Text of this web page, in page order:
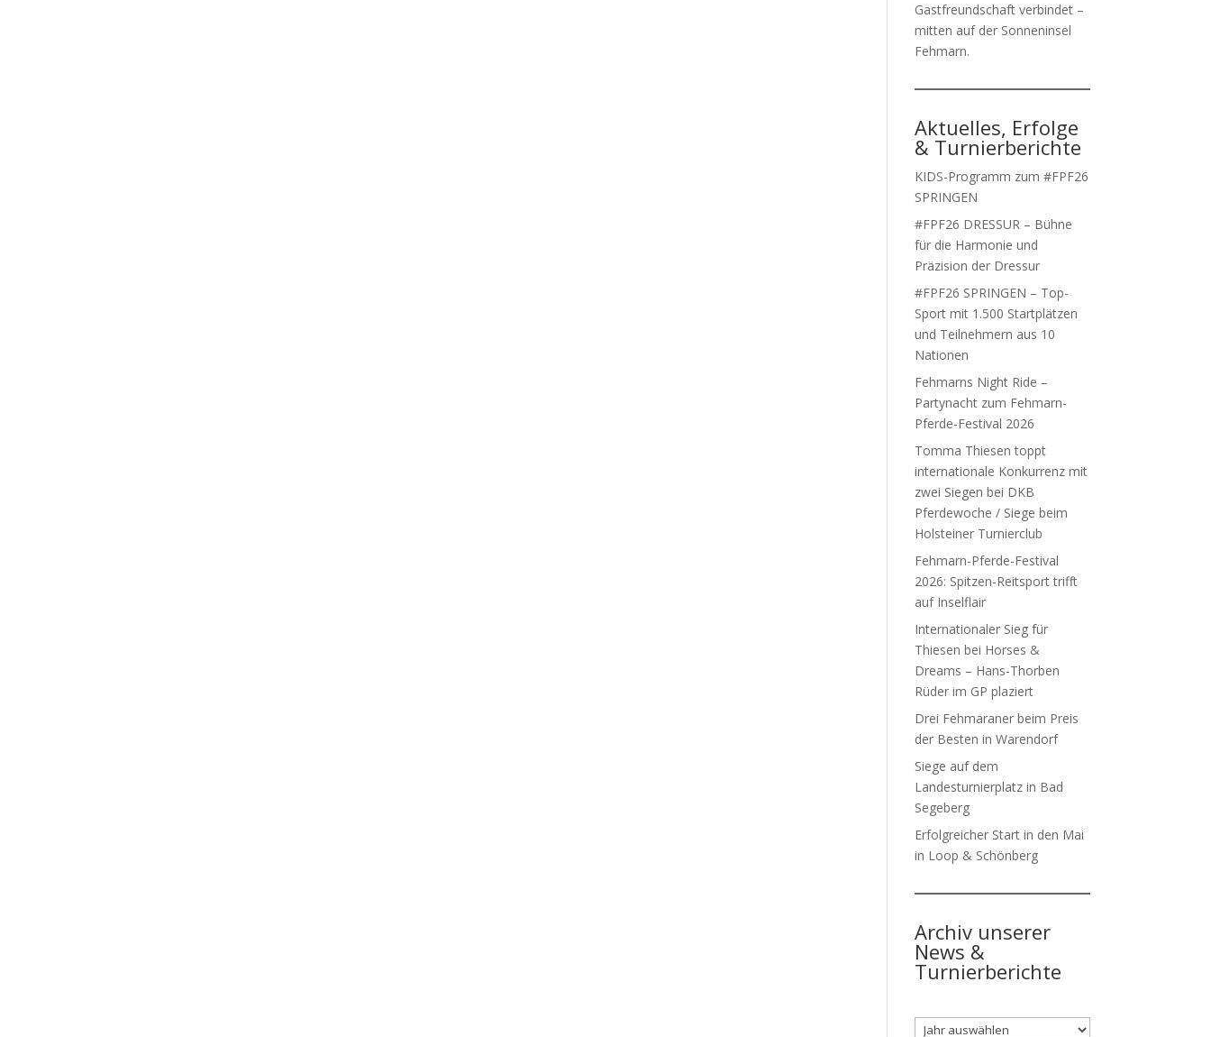
Gastfreundschaft verbindet –
mitten auf der Sonneninsel
Fehmarn.
Aktuelles, Erfolge
& Turnierberichte
KIDS-Programm zum #FPF26
SPRINGEN
#FPF26 DRESSUR – Bühne
für die Harmonie und
Präzision der Dressur
#FPF26 SPRINGEN – Top-
Sport mit 1.500 Startplätzen
und Teilnehmern aus 10
Nationen
Fehmarns Night Ride –
Partynacht zum Fehmarn-
Pferde-Festival 2026
Tomma Thiesen toppt
internationale Konkurrenz mit
zwei Siegen bei DKB
Pferdewoche / Siege beim
Holsteiner Turnierclub
Fehmarn-Pferde-Festival
2026: Spitzen-Reitsport trifft
auf Inselflair
Internationaler Sieg für
Thiesen bei Horses &
Dreams – Hans-Thorben
Rüder im GP plaziert
Drei Fehmaraner beim Preis
der Besten in Warendorf
Siege auf dem
Landesturnierplatz in Bad
Segeberg
Erfolgreicher Start in den Mai
in Loop & Schönberg
Archiv unserer
News &
Turnierberichte
Archiv